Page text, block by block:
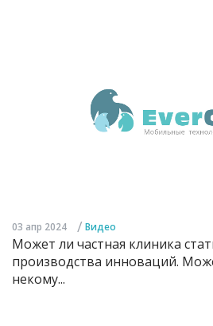
03 апр 2024 / Видео
Может ли частная клиника
производства инноваций.
некому...